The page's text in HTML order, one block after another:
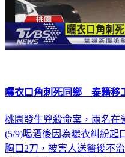
曬衣口角刺死同鄉 泰籍移
桃園發生兇殺命案，兩名在
(5/9)喝酒後因為曬衣糾紛起
胸口2刀，被害人送醫後不